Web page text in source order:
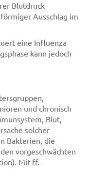
Blutdruck
Ausschlag im
eine Influenza
kann jedoch
und chronisch
Blut,
solcher
Bakterien, die
vorgeschwächten
Mit ff.